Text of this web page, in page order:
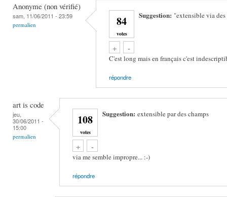
Anonyme (non vérifié)
sam, 11/06/2011 - 23:59
permalien 84
votes
+
Vote up!-
Vote down!
Suggestion: "extensible via
C'est long mais en français c'est
répondre
art is code
jeu,
30/06/2011 -
15:00
permalien
108
votes
+
Vote up!-
Vote down!
Suggestion:extensible par des champs
via me semble impropre... :-)
répondre